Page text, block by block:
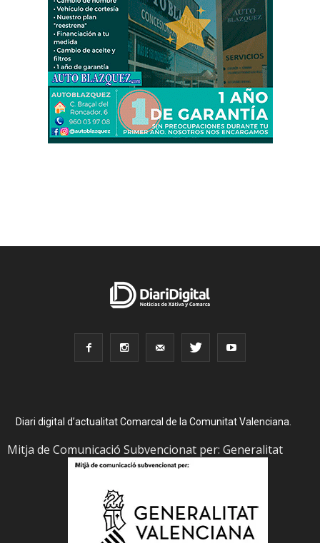
Diari digital d’actualitat Comarcal de la Comunitat Valenciana.
Mitja de Comunicació Subvencionat per: Generalitat